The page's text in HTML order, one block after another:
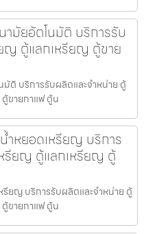
ามัย​อัตโนมัติ บริการรับ
ญ ตู้แลกเหรียญ ตู้ขาย
ติ บริการรับผลิตและจำหน่าย ตู้
ขายกาแฟ ตู้น
ำ​หยอดเหรียญ บริการ
รียญ ตู้แลกเหรียญ ตู้
ยญ บริการรับผลิตและจำหน่าย ตู้
ขายกาแฟ ตู้น